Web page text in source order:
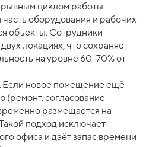
циклом работы.
оборудования и рабочих
объекты. Сотрудники
локациях, что сохраняет
на уровне 60-70% от
Если новое помещение ещё
(ремонт, согласование
размещается на
подход исключает
офиса и даёт запас времени